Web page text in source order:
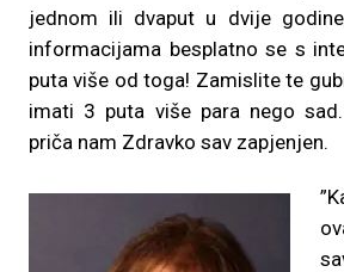
jednom ili dvaput u dvije
informacijama besplatno se s
puta više od toga! Zamislite te
imati 3 puta više para nego
priča nam Zdravko sav zapjenjen.